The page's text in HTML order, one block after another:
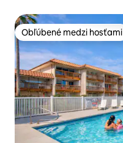
Obľúbené medzi hosťami
Obľúbené medzi hosťami